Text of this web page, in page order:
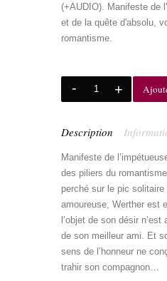
(+AUDIO). Manifeste de
et de la quête d'absolu,
romantisme.
Description
Manifeste de
des piliers du
perché sur le pic
amoureuse, Werther est
l’objet de son désir
de son meilleur ami. Et
sens de l’honneur ne
trahir son compagnon…